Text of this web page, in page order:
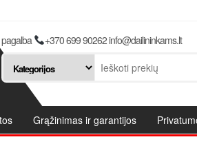
pagalba +370 699 90262 info@dailininkams.lt
Grąžinimas ir garantijos